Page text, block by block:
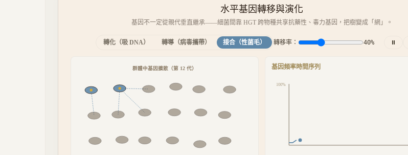
水平基因轉移與演化
基因不一定從親代垂直繼承——細菌間靠 HGT 跨物種共享抗藥性、毒力基因，把樹變成「網」。
轉化（吸 DNA） 轉導（病毒攜帶） 接合（性菌毛） 轉移率： 40% ⏸
群體中基因擴散（第 14代） 基因頻率時間序列
100%